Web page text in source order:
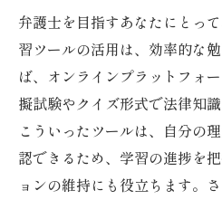
弁護士を目指すあなたにとっ
習ツールの活用は、効率的な
ば、オンラインプラットフォ
擬試験やクイズ形式で法律知
こういったツールは、自分の
認できるため、学習の進捗を
ョンの維持にも役立ちます。